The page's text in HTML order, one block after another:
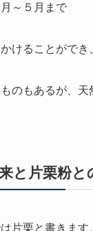
月～５月 まで
かけることができ
のもあるが、
と片栗粉と
片栗と書きます